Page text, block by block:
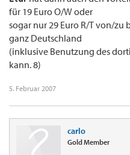
für 19 Euro O/W oder
sogar nur 29 Euro R/T von/
ganz Deutschland
(inklusive Benutzung des
kann. 8)
5. Februar 2007
carlo
Gold Member